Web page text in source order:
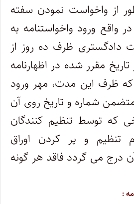
از واخواست نمودن سفته
ورود واخواستنامه به
دادگستری ظرف ده روز از
مقرر شده در اظهارنامه
ظرف این مدت، مهر ورود
شماره و تاریخ روی آن
که توسط تنظیم کنندگان
تنظیم و پر کردن اوراق
درج می گردد فاقد هر گونه